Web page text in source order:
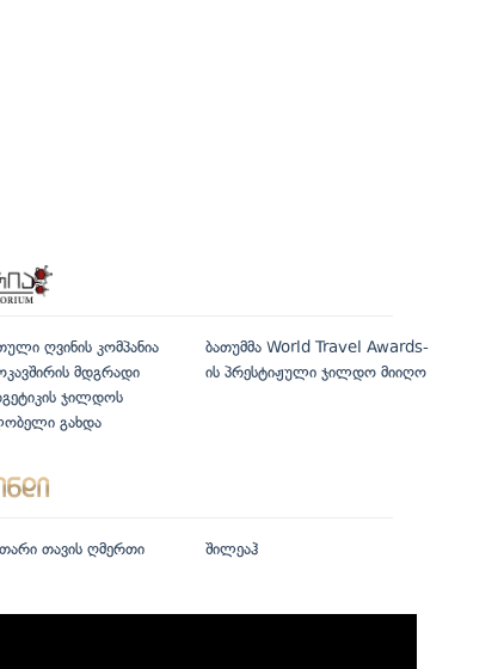
ღვინის კომპანია
მდგრადი
ჯილდოს
გახდა
ბათუმმა World Travel Awards-
ის პრესტიჟული ჯილდო მიიღო
თავის ღმერთი შილეაჰ